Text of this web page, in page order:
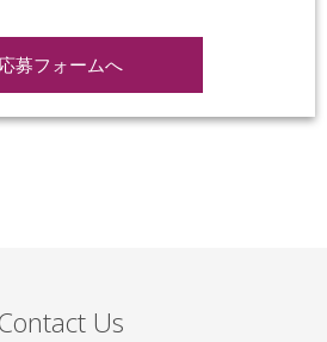
応募フォームへ
Contact Us